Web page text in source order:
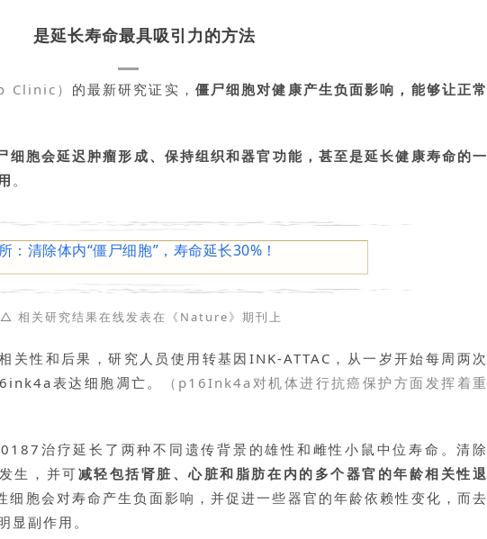
是延长寿命最具吸引力的方法
Clinic） 的最新研究证实， 僵尸细胞对健康产生负面影响，能够让正常
细胞会延迟肿瘤形成、保持组织和器官功能，甚至是延长健康寿命的一
。
△ 相关研究结果在线发表在《Nature》期刊上
关性和后果，研究人员使用转基因INK-ATTAC，从一岁开始每周两次
表达细胞凋亡。
（p16Ink4a对机体进行抗癌保护方面发挥着重
治疗延长了两种不同遗传背景的雄性和雌性小鼠中位寿命。清除
生，并可减轻包括肾脏、心脏和脂肪在内的多个器官的年龄相关性退
胞会对寿命产生负面影响，并促进一些器官的年龄依赖性变化，而去
显副作用。